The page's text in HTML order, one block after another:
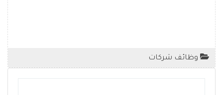
وظائف شركات